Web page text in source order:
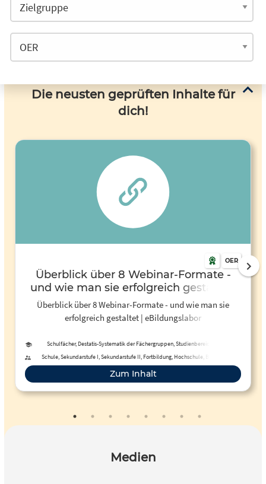
Die neusten geprüften Inhalte für
dich!
OER
Überblick über 8 Webinar-Formate -
und wie man sie erfolgreich gestaltet |
eBildungslabor
Überblick über 8 Webinar-Formate - und wie man sie
erfolgreich gestaltet | eBildungslabor
Schulfächer, Destatis-Systematik der Fächergruppen, Studienbereiche und
Schule, Sekundarstufe I, Sekundarstufe II, Fortbildung, Hochschule, Berufliche
Bildung, Erwachsenenbildung, Fernunterricht
Zum Inhalt
Medien